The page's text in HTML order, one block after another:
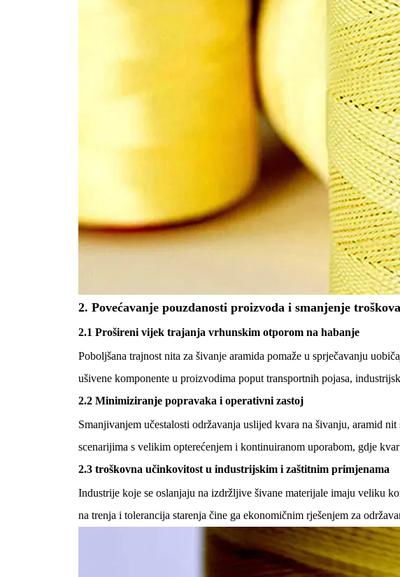
2. Povećavanje pouzdanosti proizvoda i smanjenje
2.1 Prošireni vijek trajanja vrhunskim otporom na habanje
Poboljšana trajnost nita za šivanje aramida pomaže u sprječavanju
ušivene komponente u proizvodima poput transportnih pojasa,
2.2 Minimiziranje popravaka i operativni zastoj
Smanjivanjem učestalosti održavanja uslijed kvara na šivanju, aramid
scenarijima s velikim opterećenjem i kontinuiranom uporabom, gdje
2.3 troškovna učinkovitost u industrijskim i zaštitnim primjenama
Industrije koje se oslanjaju na izdržljive šivane materijale imaju veliku
na trenja i tolerancija starenja čine ga ekonomičnim rješenjem za